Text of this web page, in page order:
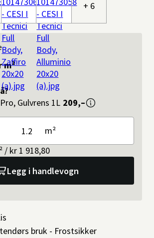
+ 6
m²
Gulvrens 1L 209,–
m²
/ kr 1 918,80
Legg i handlevogn
bruk - Frostsikker